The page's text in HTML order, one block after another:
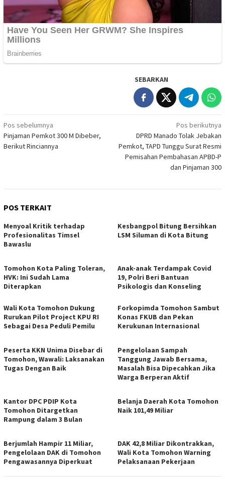
SEBARKAN
Navigasi
pos
Pos sebelumnya
Pinjaman Pemkot 300 M Dibeber,
Berikut Rinciannya
Pos berikutnya
DPRD Manado Tolak Jebakan
Pemkot, TAPD Tunggu Surat Resmi
Pemisahan Pembahasan APBD-P
dan Pinjaman 300
POS TERKAIT
Menyoal Kritik terhadap
Profesionalitas Timsel
Bawaslu
Kesbangpol Bitung Bersihkan
LSM Siluman di Kota Bitung
Tomohon Kota Paling Toleran,
HVK: Ini Sudah Lama
Diterapkan
Anak-anak Terdampak Covid
19, Polri Beri Bantuan
Psikologis dan Konseling
Wali Kota Tomohon Dukung
Rurukan Pilot Project KPU RI
Sebagai Desa Peduli Pemilu
Forkopimda Tomohon Sambut
Konas FKUB dan Pekan
Kerukunan Internasional
Peserta KKN Unima Disebar di
Tomohon, Wawali: Laksanakan
Tugas Dengan Baik
Pengelolaan Sampah
Tanggung Jawab Bersama,
Masalah Bisa Dipecahkan Jika
Warga Berperan Aktif
Kantor DPC PDIP Kota
Tomohon Ditargetkan
Rampung dalam 3 Bulan
Belanja Daerah Kota Tomohon
Naik 101,49 Miliar
Berjumlah Hampir 11 Miliar,
Pengelolaan DAK di Tomohon
Pengawasannya Diperkuat
DAK 42,8 Miliar Dikontrakkan,
Wali Kota Tomohon Warning
Pelaksanaan Pekerjaan